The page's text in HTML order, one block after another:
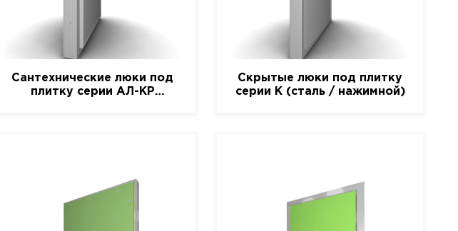
Сантехнические люки под
плитку серии АЛ-КР
Скрытые люки под плитку
серии K (сталь / нажимной)